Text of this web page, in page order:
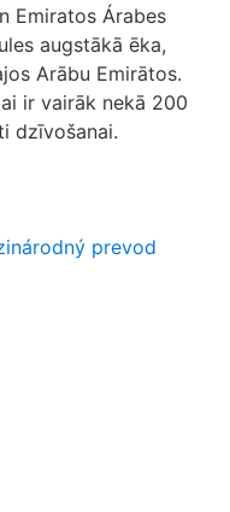
Emiratos Árabes
augstākā ēka,
Arābu Emirātos.
ir vairāk nekā 200
dzīvošanai.
prevod